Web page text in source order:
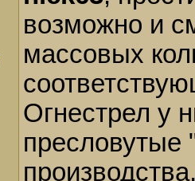
возможно и
массовых
Огнестрел у
пресловутые